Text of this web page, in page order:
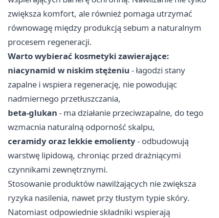
zwiększa komfort, ale również pomaga utrzymać
równowagę między produkcją sebum a naturalnym
procesem regeneracji.
Warto wybierać kosmetyki zawierające:
niacynamid w niskim stężeniu - łagodzi stany
zapalne i wspiera regenerację, nie powodując
nadmiernego przetłuszczania,
beta-glukan - ma działanie przeciwzapalne, do tego
wzmacnia naturalną odporność skalpu,
ceramidy oraz lekkie emolienty- odbudowują
warstwę lipidową, chroniąc przed drażniącymi
czynnikami zewnętrznymi.
Stosowanie produktów nawilżających nie zwiększa
ryzyka nasilenia, nawet przy tłustym typie skóry.
Natomiast odpowiednie składniki wspierają